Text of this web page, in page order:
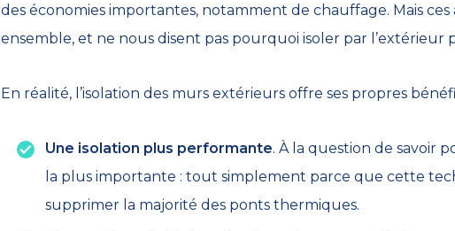
des économies importantes, notamment de chauffage. Mais ces
ensemble, et ne nous disent pas pourquoi isoler par l’extérieur
En réalité, l’isolation des murs extérieurs offre ses propres
Une isolation plus performante. À la question de savoir
la plus importante : tout simplement parce que cette
supprimer la majorité des ponts thermiques.